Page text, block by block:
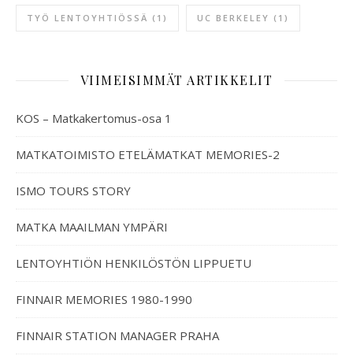
TYÖ LENTOYHTIÖSSÄ (1) UC BERKELEY (1)
VIIMEISIMMÄT ARTIKKELIT
KOS – Matkakertomus-osa 1
MATKATOIMISTO ETELÄMATKAT MEMORIES-2
ISMO TOURS STORY
MATKA MAAILMAN YMPÄRI
LENTOYHTIÖN HENKILÖSTÖN LIPPUETU
FINNAIR MEMORIES 1980-1990
FINNAIR STATION MANAGER PRAHA